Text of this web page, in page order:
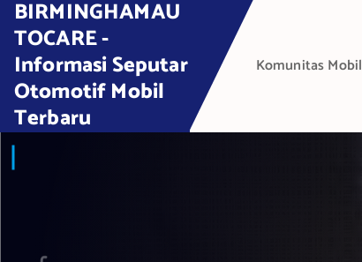
BIRMINGHAMAU
TOCARE -
Informasi Seputar
Otomotif Mobil
Terbaru
Komunitas Mobil